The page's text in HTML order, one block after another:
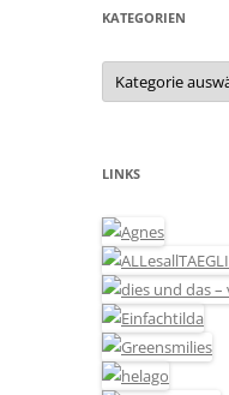
KATEGORIEN
Kategorien
LINKS